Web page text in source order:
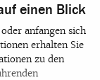
und gefährdet
einen Blick
anfangen sich
erhalten Sie
zu den